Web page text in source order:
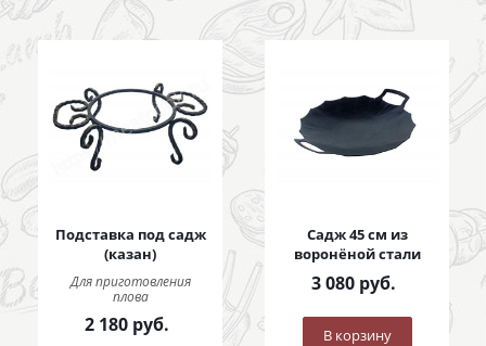
Подставка под садж
(казан)
Для приготовления
плова
2 180руб.
Садж 45 см из
воронёной стали
3 080руб.
В корзину